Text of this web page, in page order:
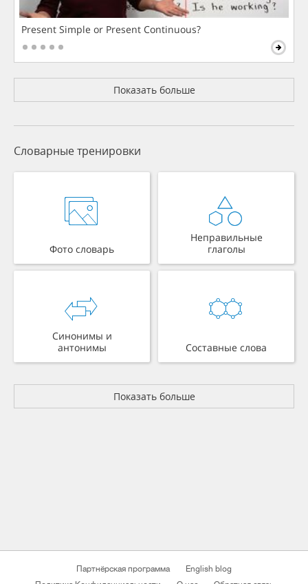
Present Simple or Present Continuous?
Показать больше
Словарные тренировки
Фото словарь
Неправильные
глаголы
Синонимы и
антонимы
Составные слова
Показать больше
Партнёрская программа
English blog